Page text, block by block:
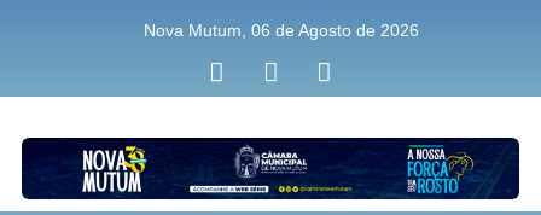
Nova Mutum, 06 de Agosto de 2026